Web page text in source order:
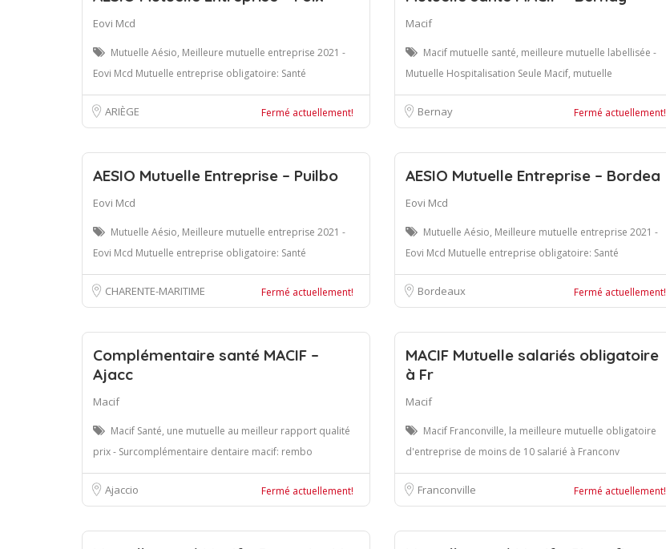
Eovi Mcd
Mutuelle Aésio, Meilleure mutuelle entreprise 2021 -
Eovi Mcd Mutuelle entreprise obligatoire: Santé
ARIÈGE Fermé actuellement!
Macif
Macif mutuelle santé, meilleure mutuelle labellisée -
Mutuelle Hospitalisation Seule Macif, mutuelle
Bernay Fermé actuellement!
AESIO Mutuelle Entreprise – Puilbo
Eovi Mcd
Mutuelle Aésio, Meilleure mutuelle entreprise 2021 -
Eovi Mcd Mutuelle entreprise obligatoire: Santé
CHARENTE-MARITIME Fermé actuellement!
AESIO Mutuelle Entreprise – Bordea
Eovi Mcd
Mutuelle Aésio, Meilleure mutuelle entreprise 2021 -
Eovi Mcd Mutuelle entreprise obligatoire: Santé
Bordeaux Fermé actuellement!
Complémentaire santé MACIF –
Ajacc
Macif
Macif Santé, une mutuelle au meilleur rapport qualité
prix - Surcomplémentaire dentaire macif: rembo
Ajaccio Fermé actuellement!
MACIF Mutuelle salariés obligatoire
à Fr
Macif
Macif Franconville, la meilleure mutuelle obligatoire
d'entreprise de moins de 10 salarié à Franconv
Franconville Fermé actuellement!